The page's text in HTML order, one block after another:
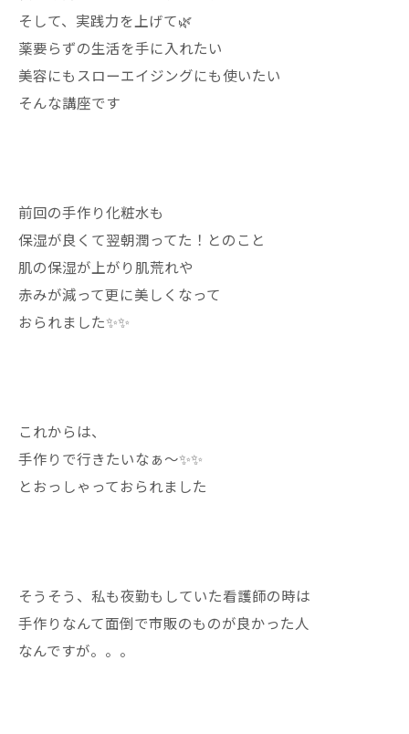
そして、実践力を上げて🌿
薬要らずの生活を手に入れたい
美容にもスローエイジングにも使いたい
そんな講座です
前回の手作り化粧水も
保湿が良くて翌朝潤ってた！とのこと
肌の保湿が上がり肌荒れや
赤みが減って更に美しくなって
おられました✨✨
これからは、
手作りで行きたいなぁ〜✨✨
とおっしゃっておられました
そうそう、私も夜勤もしていた看護師の時は
手作りなんて面倒で市販のものが良かった人
なんですが。。。